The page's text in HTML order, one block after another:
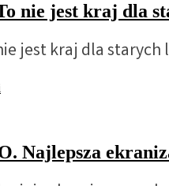
nie jest kraj dla
jest kraj dla
Najlepsza